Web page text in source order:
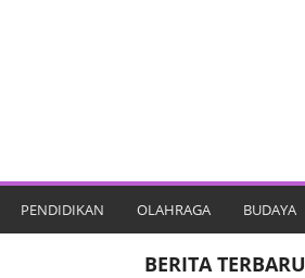
PENDIDIKAN OLAHRAGA BUDAYA
BERITA TERBARU